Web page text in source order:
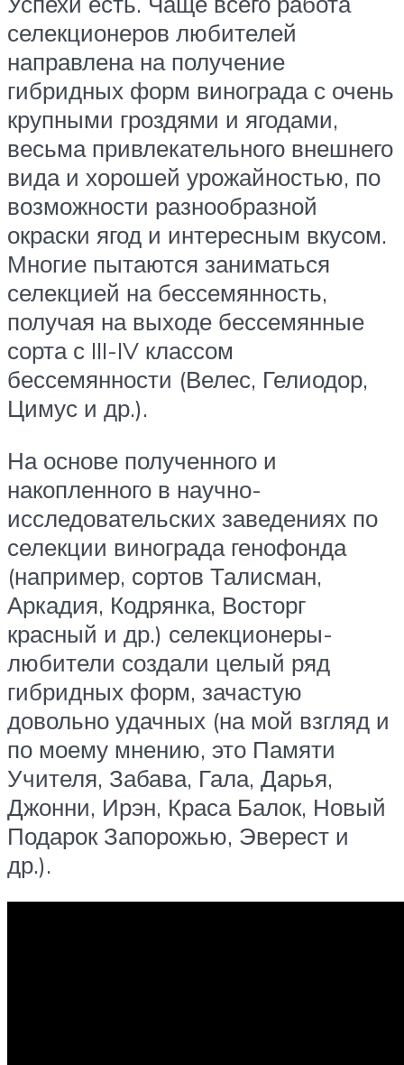
селекционеров любителей
направлена на получение
гибридных форм винограда с очень
крупными гроздями и ягодами,
весьма привлекательного внешнего
вида и хорошей урожайностью, по
возможности разнообразной
окраски ягод и интересным вкусом.
Многие пытаются заниматься
селекцией на бессемянность,
получая на выходе бессемянные
сорта с III-IV классом
бессемянности (Велес, Гелиодор,
Цимус и др.).
На основе полученного и
накопленного в научно-
исследовательских заведениях по
селекции винограда генофонда
(например, сортов Талисман,
Аркадия, Кодрянка, Восторг
красный и др.) селекционеры-
любители создали целый ряд
гибридных форм, зачастую
довольно удачных (на мой взгляд и
по моему мнению, это Памяти
Учителя, Забава, Гала, Дарья,
Джонни, Ирэн, Краса Балок, Новый
Подарок Запорожью, Эверест и
др.).